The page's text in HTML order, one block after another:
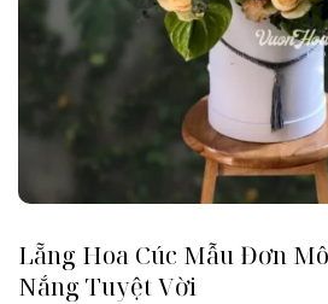
Lẵng Hoa Cúc Mẫu Đơn
Nắng Tuyệt Vời